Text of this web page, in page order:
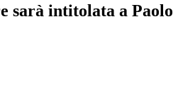
sarà intitolata a Paolo